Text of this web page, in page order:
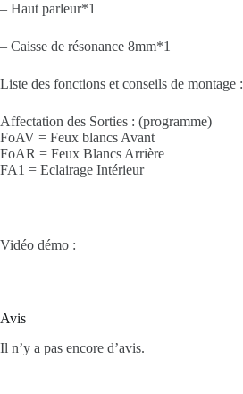
– Haut parleur*1
– Caisse de résonance 8mm*1
Liste des fonctions et conseils de montage :
Affectation des Sorties : (programme)
FoAV = Feux blancs Avant
FoAR = Feux Blancs Arrière
FA1 = Eclairage Intérieur
Vidéo démo :
Avis
Il n’y a pas encore d’avis.